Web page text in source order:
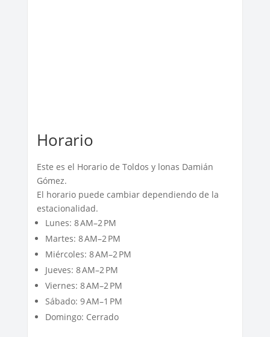
Horario
Este es el Horario de Toldos y lonas Damián
Gómez.
El horario puede cambiar dependiendo de la
estacionalidad.
Lunes: 8 AM–2 PM
Martes: 8 AM–2 PM
Miércoles: 8 AM–2 PM
Jueves: 8 AM–2 PM
Viernes: 8 AM–2 PM
Sábado: 9 AM–1 PM
Domingo: Cerrado